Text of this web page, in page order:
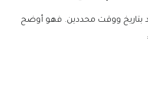
بتاريخ ووقت محددين. فهو أوضح